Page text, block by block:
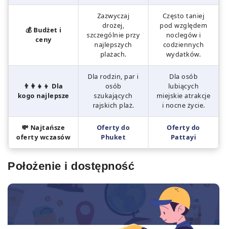
💰 Budżet i
ceny
Zazwyczaj
drożej,
szczególnie przy
najlepszych
plażach.
Często taniej
pod względem
noclegów i
codziennych
wydatków.
👨‍👩‍👧‍👦 Dla
kogo najlepsze
Dla rodzin, par i
osób
szukających
rajskich plaż.
Dla osób
lubiących
miejskie atrakcje
i nocne życie.
💸 Najtańsze
oferty wczasów
Oferty do
Phuket
Oferty do
Pattayi
Położenie i dostępność